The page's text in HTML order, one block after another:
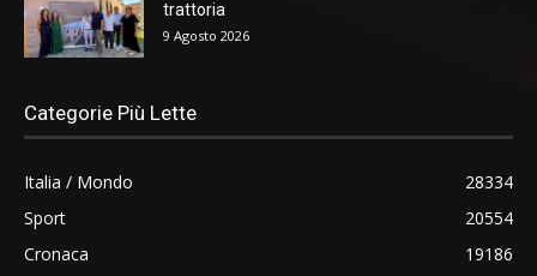
trattoria
9 Agosto 2026
Categorie Più Lette
Italia / Mondo
28334
Sport
20554
Cronaca
19186